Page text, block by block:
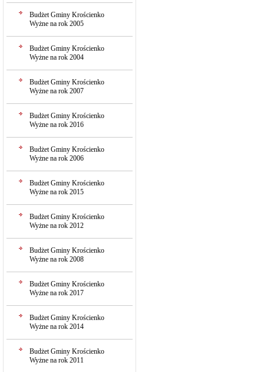
Budżet Gminy Krościenko
Wyżne na rok 2005
Budżet Gminy Krościenko
Wyżne na rok 2004
Budżet Gminy Krościenko
Wyżne na rok 2007
Budżet Gminy Krościenko
Wyżne na rok 2016
Budżet Gminy Krościenko
Wyżne na rok 2006
Budżet Gminy Krościenko
Wyżne na rok 2015
Budżet Gminy Krościenko
Wyżne na rok 2012
Budżet Gminy Krościenko
Wyżne na rok 2008
Budżet Gminy Krościenko
Wyżne na rok 2017
Budżet Gminy Krościenko
Wyżne na rok 2014
Budżet Gminy Krościenko
Wyżne na rok 2011